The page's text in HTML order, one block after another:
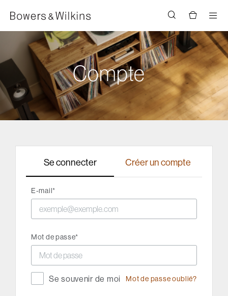
Compte
Se connecter Créer un compte
E-mail
Mot de passe
Se souvenir de moi Mot de passe oublié?